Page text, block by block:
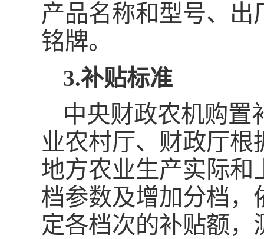
产品名称和型号、
铭牌。
3.补贴标准
中央财政农机购置
业农村厅、财政厅
地方农业生产实际和
档参数及增加分档，
定各档次的补贴额，